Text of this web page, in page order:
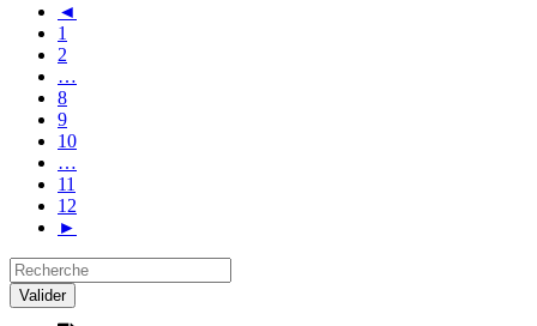
◄
1
2
…
8
9
10
…
11
12
►
Recherche
Valider